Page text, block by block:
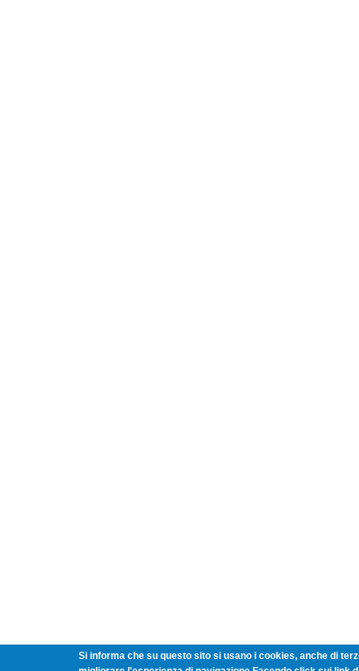
Si informa che su questo sito si usano i cookies, anche di